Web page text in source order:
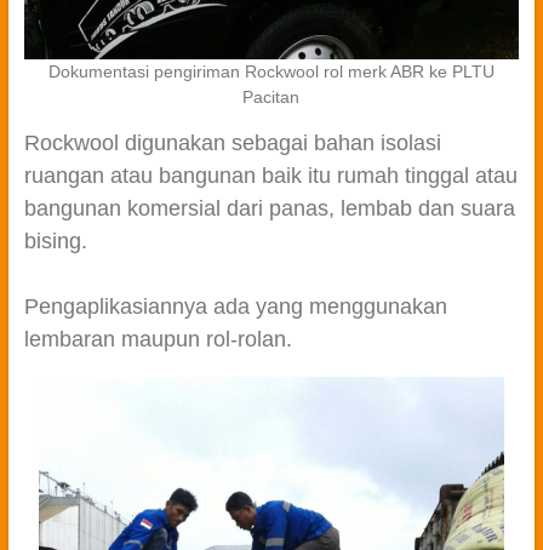
Dokumentasi pengiriman Rockwool rol merk ABR ke PLTU
Pacitan
Rockwool digunakan sebagai bahan isolasi
ruangan atau bangunan baik itu rumah tinggal atau
bangunan komersial dari panas, lembab dan suara
bising.
Pengaplikasiannya ada yang menggunakan
lembaran maupun rol-rolan.